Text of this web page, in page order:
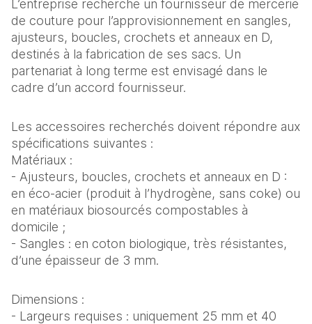
L’entreprise recherche un fournisseur de mercerie
de couture pour l’approvisionnement en sangles,
ajusteurs, boucles, crochets et anneaux en D,
destinés à la fabrication de ses sacs. Un
partenariat à long terme est envisagé dans le
cadre d’un accord fournisseur.
Les accessoires recherchés doivent répondre aux
spécifications suivantes :
Matériaux :
- Ajusteurs, boucles, crochets et anneaux en D :
en éco-acier (produit à l’hydrogène, sans coke) ou
en matériaux biosourcés compostables à
domicile ;
- Sangles : en coton biologique, très résistantes,
d’une épaisseur de 3 mm.
Dimensions :
- Largeurs requises : uniquement 25 mm et 40